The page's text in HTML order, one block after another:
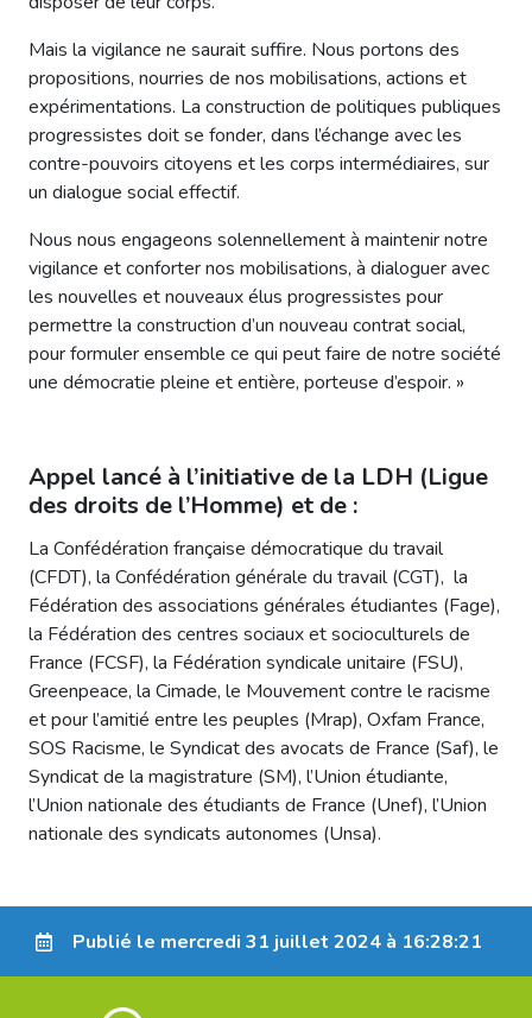
Mais la vigilance ne saurait suffire. Nous portons des
propositions, nourries de nos mobilisations, actions et
expérimentations. La construction de politiques publiques
progressistes doit se fonder, dans l’échange avec les
contre-pouvoirs citoyens et les corps intermédiaires, sur
un dialogue social effectif.
Nous nous engageons solennellement à maintenir notre
vigilance et conforter nos mobilisations, à dialoguer avec
les nouvelles et nouveaux élus progressistes pour
permettre la construction d’un nouveau contrat social,
pour formuler ensemble ce qui peut faire de notre société
une démocratie pleine et entière, porteuse d’espoir. »
Appel lancé à l’initiative de la LDH (Ligue
des droits de l’Homme) et de :
La Confédération française démocratique du travail
(CFDT), la Confédération générale du travail (CGT), la
Fédération des associations générales étudiantes (Fage),
la Fédération des centres sociaux et socioculturels de
France (FCSF), la Fédération syndicale unitaire (FSU),
Greenpeace, la Cimade, le Mouvement contre le racisme
et pour l’amitié entre les peuples (Mrap), Oxfam France,
SOS Racisme, le Syndicat des avocats de France (Saf), le
Syndicat de la magistrature (SM), l’Union étudiante,
l’Union nationale des étudiants de France (Unef), l’Union
nationale des syndicats autonomes (Unsa).
Publié le mercredi 31 juillet 2024 à 16:28:21